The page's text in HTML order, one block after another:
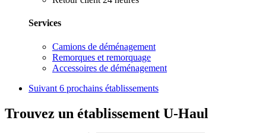
Services
Camions de déménagement
Remorques et remorquage
Accessoires de déménagement
Suivant 6 prochains établissements
Trouvez un établissement U-Haul